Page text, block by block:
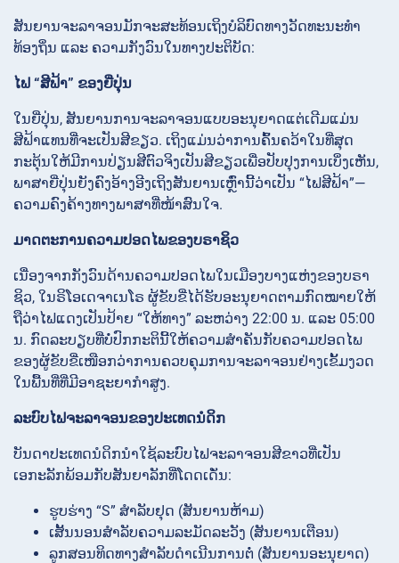
ສັນຍານຈະລາຈອນມັກຈະສະທ້ອນເຖິງບໍລິບົດທາງວັດທະນະທຳ
ທ້ອງຖິ່ນ ແລະ ຄວາມກັງວົນໃນທາງປະຕິບັດ:
ໄຟ “ສີຟ້າ” ຂອງຍີ່ປຸ່ນ
ໃນຍີ່ປຸ່ນ, ສັນຍານການຈະລາຈອນແບບອະນຸຍາດແຕ່ເດີມແມ່ນ
ສີຟ້າແທນທີ່ຈະເປັນສີຂຽວ. ເຖິງແມ່ນວ່າການຄົ້ນຄວ້າໃນທີ່ສຸດ
ກະຕຸ້ນໃຫ້ມີການປ່ຽນສີຕົວຈິງເປັນສີຂຽວເພື່ອປັບປຸງການເບິ່ງເຫັນ,
ພາສາຍີ່ປຸ່ນຍັງຄົງອ້າງອີງເຖິງສັນຍານເຫຼົ່ານີ້ວ່າເປັນ “ໄຟສີຟ້າ”—
ຄວາມຄົງຄ້າງທາງພາສາທີ່ໜ້າສົນໃຈ.
ມາດຕະການຄວາມປອດໄພຂອງບຣາຊິວ
ເນື່ອງຈາກກັງວົນດ້ານຄວາມປອດໄພໃນເມືອງບາງແຫ່ງຂອງບຣາ
ຊິວ, ໃນຣິໂອເດຈາເນໂຣ ຜູ້ຂັບຂີ່ໄດ້ຮັບອະນຸຍາດຕາມກົດໝາຍໃຫ້
ຖືວ່າໄຟແດງເປັນປ້າຍ “ໃຫ້ທາງ” ລະຫວ່າງ 22:00 ນ. ແລະ 05:00
ນ. ກົດລະບຽບທີ່ບໍ່ປົກກະຕິນີ້ໃຫ້ຄວາມສຳຄັນກັບຄວາມປອດໄພ
ຂອງຜູ້ຂັບຂີ່ເໜືອກວ່າການຄວບຄຸມການຈະລາຈອນຢ່າງເຂັ້ມງວດ
ໃນພື້ນທີ່ທີ່ມີອາຊະຍາກຳສູງ.
ລະບົບໄຟຈະລາຈອນຂອງປະເທດນໍດິກ
ບັນດາປະເທດນໍດິກນຳໃຊ້ລະບົບໄຟຈະລາຈອນສີຂາວທີ່ເປັນ
ເອກະລັກພ້ອມກັບສັນຍາລັກທີ່ໂດດເດັ່ນ:
ຮູບຮ່າງ “S” ສຳລັບຢຸດ (ສັນຍານຫ້າມ)
ເສັ້ນນອນສຳລັບຄວາມລະມັດລະວັງ (ສັນຍານເຕືອນ)
ລູກສອນທິດທາງສຳລັບດຳເນີນການຕໍ່ (ສັນຍານອະນຸຍາດ)